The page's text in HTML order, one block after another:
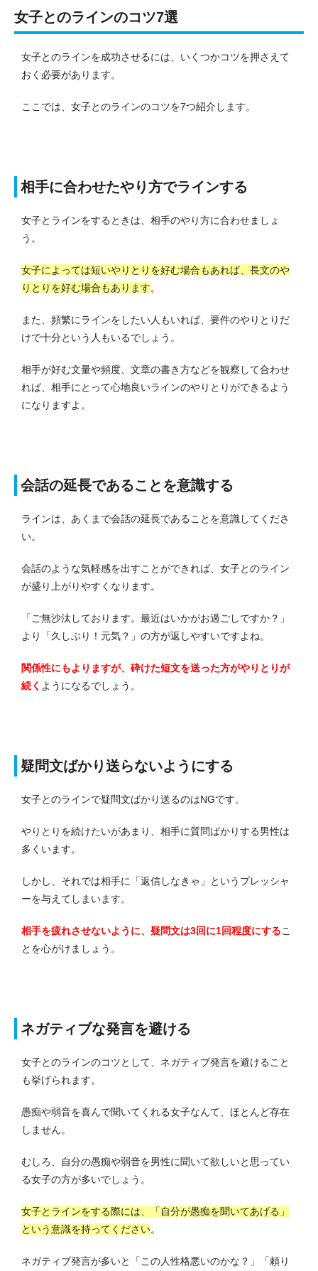
女子とのラインのコツ7選
女子とのラインを成功させるには、いくつかコツを押さえて
おく必要があります。
ここでは、女子とのラインのコツを7つ紹介します。
相手に合わせたやり方でラインする
女子とラインをするときは、相手のやり方に合わせましょ
う。
女子によっては短いやりとりを好む場合もあれば、長文のや
りとりを好む場合もあります。
また、頻繁にラインをしたい人もいれば、要件のやりとりだ
けで十分という人もいるでしょう。
相手が好む文量や頻度、文章の書き方などを観察して合わせ
れば、相手にとって心地良いラインのやりとりができるよう
になりますよ。
会話の延長であることを意識する
ラインは、あくまで会話の延長であることを意識してくださ
い。
会話のような気軽感を出すことができれば、女子とのライン
が盛り上がりやすくなります。
「ご無沙汰しております。最近はいかがお過ごしですか？」
より「久しぶり！元気？」の方が返しやすいですよね。
関係性にもよりますが、砕けた短文を送った方がやりとりが
続く ようになるでしょう。
疑問文ばかり送らないようにする
女子とのラインで疑問文ばかり送るのはNGです。
やりとりを続けたいがあまり、相手に質問ばかりする男性は
多くいます。
しかし、それでは相手に「返信しなきゃ」というプレッシャ
ーを与えてしまいます。
相手を疲れさせないように、疑問文は3回に1回程度にするこ
とを心がけましょう。
ネガティブな発言を避ける
女子とのラインのコツとして、ネガティブ発言を避けること
も挙げられます。
愚痴や弱音を喜んで聞いてくれる女子なんて、ほとんど存在
しません。
むしろ、自分の愚痴や弱音を男性に聞いて欲しいと思ってい
る女子の方が多いでしょう。
女子とラインをする際には、「自分が愚痴を聞いてあげる」
という意識を持ってください。
ネガティブ発言が多いと「この人性格悪いのかな？」「頼り